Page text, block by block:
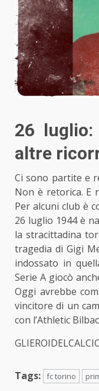
26 luglio:
altre
Ci sono partite e
Non è retorica. E
Per alcuni club è
26 luglio 1944 è
la stracittadina
tragedia di Gigi
indossato in
Serie A giocò
Oggi avrebbe
vincitore di un
con l’Athletic
Tags: fc torino